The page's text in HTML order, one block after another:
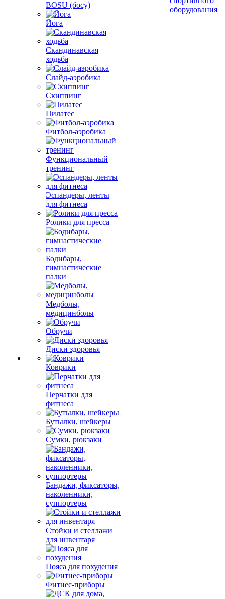
BOSU (босу)
Йога
Скандинавская
ходьба
Слайд-аэробика
Скиппинг
Пилатес
Фитбол-аэробика
Функциональный
тренинг
Эспандеры, ленты
для фитнеса
Ролики для пресса
Бодибары,
гимнастические
палки
Медболы,
медицинболы
Обручи
Диски здоровья
Коврики
Перчатки для
фитнеса
Бутылки, шейкеры
Сумки, рюкзаки
Бандажи, фиксаторы,
наколенники,
суппортеры
Стойки и стеллажи
для инвентаря
Пояса для похудения
Фитнес-приборы
оборудования